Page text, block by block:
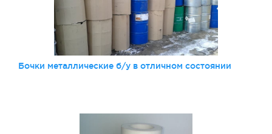
Бочки металлические б/у в отличном состоянии